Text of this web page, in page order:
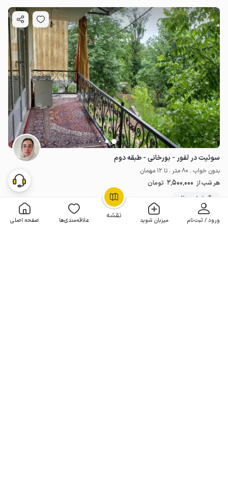
نقشه ورود / ثبت‌نام میزبان شوید علاقه‌مندی‌ها صفحه اصلی
OpenStreetMap
سوئیت در لفور - بورخانی - طبقه دوم
بدون خواب . 80 متر . تا 12 مهمان
هر شب از 2٬500٬000 تومان
خوش منظره